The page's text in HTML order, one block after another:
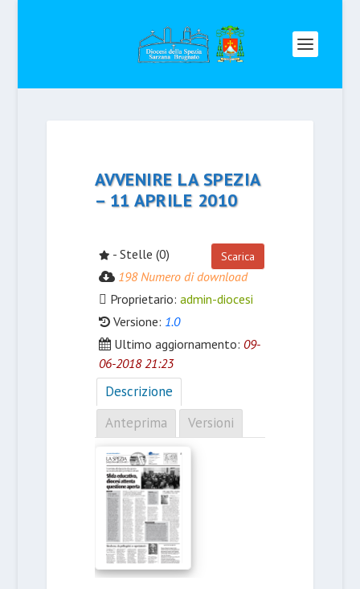
AVVENIRE LA SPEZIA
– 11 APRILE 2010
Scarica
- Stelle (0)
198 Numero di download
Proprietario: admin-diocesi
Versione: 1.0
Ultimo aggiornamento: 09-
06-2018 21:23
Descrizione
Anteprima
Versioni